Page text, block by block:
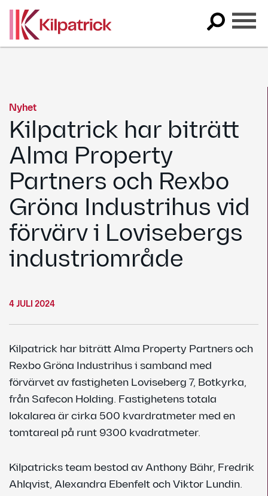
content
Nyhet
Kilpatrick har biträtt
Alma Property
Partners och Rexbo
Gröna Industrihus vid
förvärv i Lovisebergs
industriområde
4 JULI 2024
Kilpatrick har biträtt Alma Property Partners och
Rexbo Gröna Industrihus i samband med
förvärvet av fastigheten Loviseberg 7, Botkyrka,
från Safecon Holding. Fastighetens totala
lokalarea är cirka 500 kvardratmeter med en
tomtareal på runt 9300 kvadratmeter.
Kilpatricks team bestod av Anthony Bähr, Fredrik
Ahlqvist, Alexandra Ebenfelt och Viktor Lundin.